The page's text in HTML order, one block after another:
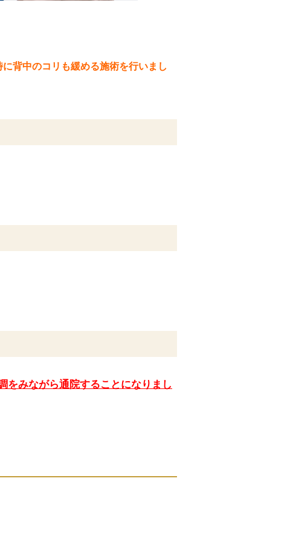
背中のコリも緩める施術を行いまし
をみながら通院することになりまし